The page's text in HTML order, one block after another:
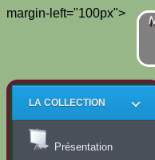
margin-left="100px">
LA COLLECTION
Présentation